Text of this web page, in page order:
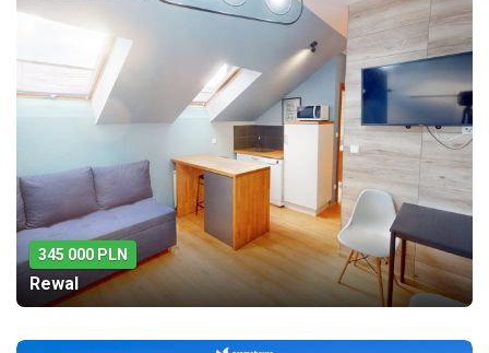
345 000 PLN
Rewal